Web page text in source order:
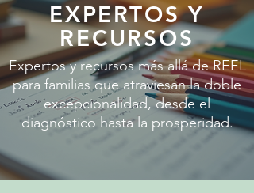
EXPERTOS Y
RECURSOS
Expertos y recursos más allá de REEL
para familias que atraviesan la doble
excepcionalidad, desde el
diagnóstico hasta la prosperidad.